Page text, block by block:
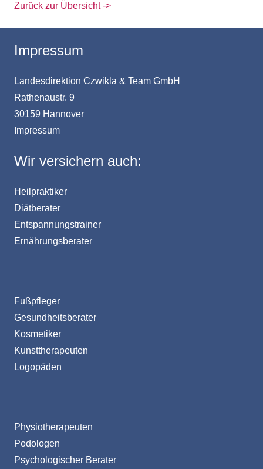
Zurück zur Übersicht ->
Impressum
Landesdirektion Czwikla & Team GmbH
Rathenaustr. 9
30159 Hannover
Impressum
Wir versichern auch:
Heilpraktiker
Diätberater
Entspannungstrainer
Ernährungsberater
Fußpfleger
Gesundheitsberater
Kosmetiker
Kunsttherapeuten
Logopäden
Physiotherapeuten
Podologen
Psychologischer Berater